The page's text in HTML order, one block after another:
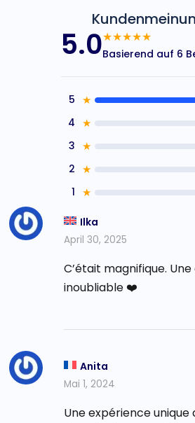
5.0★★★★★
Basierend auf 6
5 ★
4 ★
3 ★
2 ★
1 ★
Ilka
April 30, 2025
C’était magnifique.
inoubliable ❤️
Anita
Mai 1, 2024
Une expérience